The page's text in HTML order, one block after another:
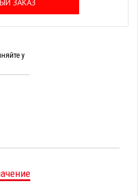
ЗАКАЗ
у